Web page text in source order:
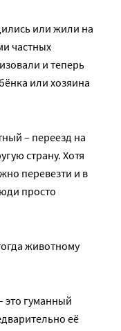
или жили на
частных
и теперь
или хозяина
– переезд на
страну. Хотя
перевезти и в
просто
животному
это гуманный
её